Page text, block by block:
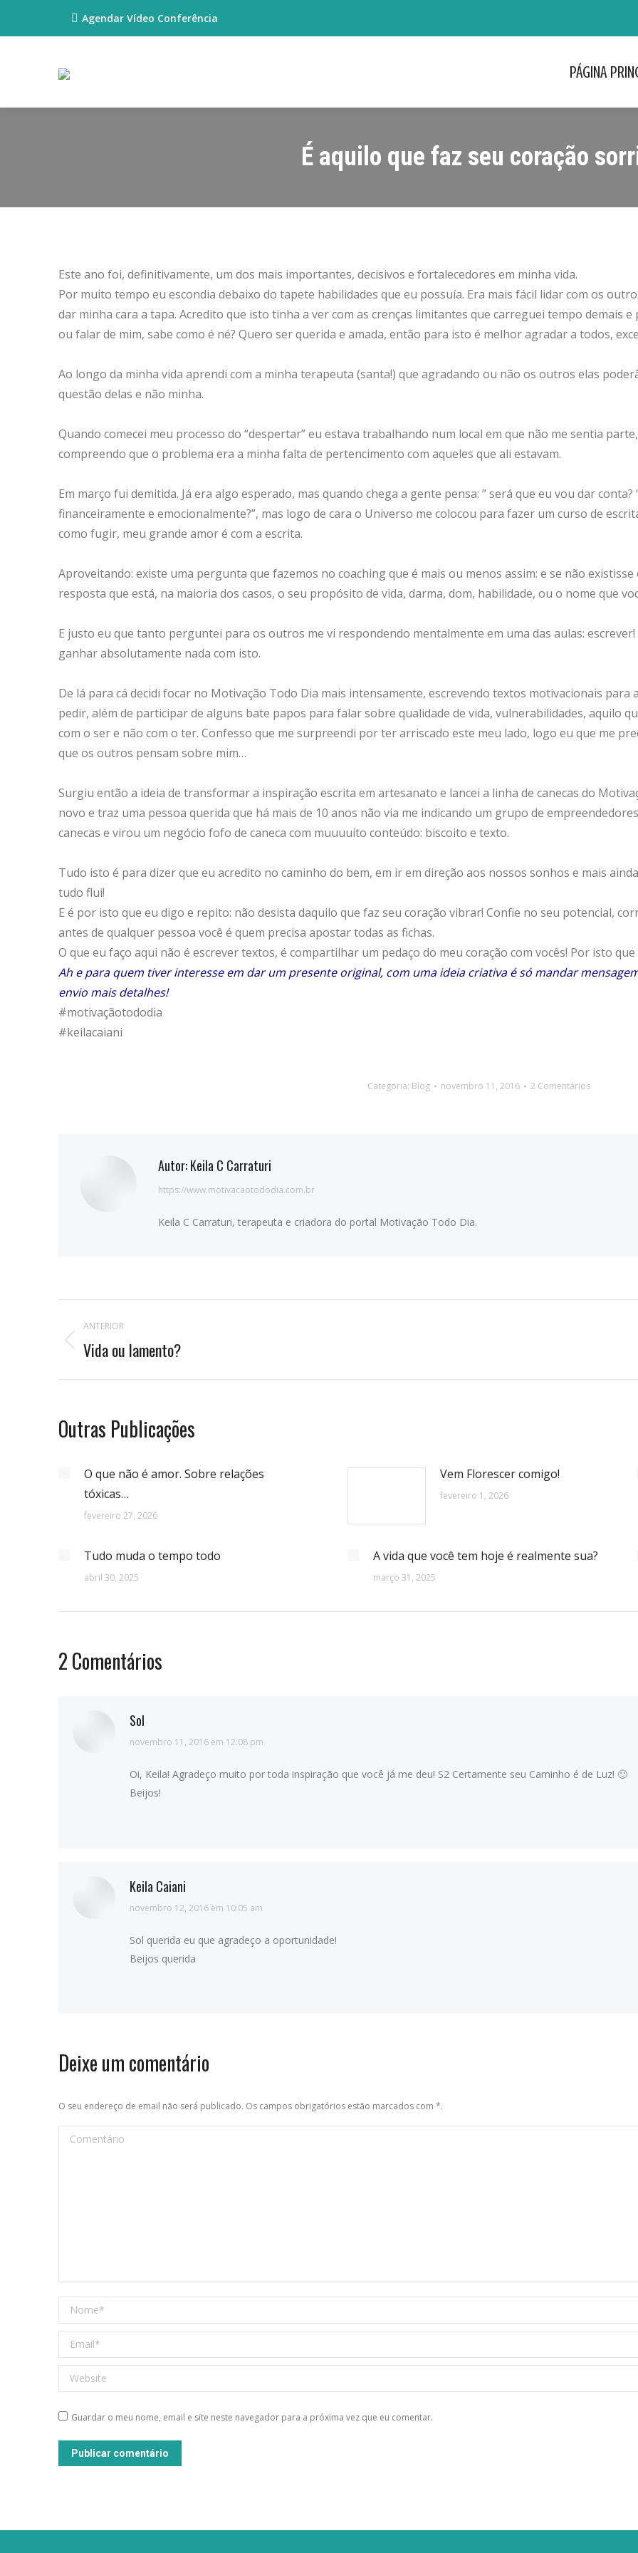
Agendar Vídeo Conferência
PÁGINA
É aquilo que faz seu coração
Este ano foi, definitivamente, um dos mais importantes, decisivos e fortalecedores em minha vida.
Por muito tempo eu escondia debaixo do tapete habilidades que eu possuía. Era mais fácil lidar com os
dar minha cara a tapa. Acredito que isto tinha a ver com as crenças limitantes que carreguei tempo demais
ou falar de mim, sabe como é né? Quero ser querida e amada, então para isto é melhor agradar a todos,
Ao longo da minha vida aprendi com a minha terapeuta (santa!) que agradando ou não os outros elas
questão delas e não minha.
Quando comecei meu processo do “despertar” eu estava trabalhando num local em que não me sentia
compreendo que o problema era a minha falta de pertencimento com aqueles que ali estavam.
Em março fui demitida. Já era algo esperado, mas quando chega a gente pensa: ” será que eu vou dar
financeiramente e emocionalmente?”, mas logo de cara o Universo me colocou para fazer um curso de
como fugir, meu grande amor é com a escrita.
Aproveitando: existe uma pergunta que fazemos no coaching que é mais ou menos assim: e se não
resposta que está, na maioria dos casos, o seu propósito de vida, darma, dom, habilidade, ou o nome que
E justo eu que tanto perguntei para os outros me vi respondendo mentalmente em uma das aulas: escrever!
ganhar absolutamente nada com isto.
De lá para cá decidi focar no Motivação Todo Dia mais intensamente, escrevendo textos motivacionais para
pedir, além de participar de alguns bate papos para falar sobre qualidade de vida, vulnerabilidades, aquilo
com o ser e não com o ter. Confesso que me surpreendi por ter arriscado este meu lado, logo eu que me
que os outros pensam sobre mim…
Surgiu então a ideia de transformar a inspiração escrita em artesanato e lancei a linha de canecas do
novo e traz uma pessoa querida que há mais de 10 anos não via me indicando um grupo de
canecas e virou um negócio fofo de caneca com muuuuito conteúdo: biscoito e texto.
Tudo isto é para dizer que eu acredito no caminho do bem, em ir em direção aos nossos sonhos e mais
tudo flui!
E é por isto que eu digo e repito: não desista daquilo que faz seu coração vibrar! Confie no seu potencial,
antes de qualquer pessoa você é quem precisa apostar todas as fichas.
O que eu faço aqui não é escrever textos, é compartilhar um pedaço do meu coração com vocês! Por isto
Ah e para quem tiver interesse em dar um presente original, com uma ideia criativa é só mandar
envio mais detalhes!
#motivaçãotododia
#keilacaiani
Categoria: Blog novembro 11, 2016 2 Comentários
Autor:Keila C Carraturi
https://www.motivacaotododia.com.br
Keila C Carraturi, terapeuta e criadora do portal Motivação Todo Dia.
Navegação
de
postagens
ANTERIOR
Publicação
Vida ou lamento?
Outras Publicações
O que não é amor. Sobre relações
tóxicas…
fevereiro 27, 2026
Vem Florescer comigo!
fevereiro 1, 2026
Tudo muda o tempo todo
abril 30, 2025
A vida que você tem hoje é realmente sua?
março 31, 2025
2 Comentários
Sol
diz:
novembro 11, 2016 em 12:08 pm
Oi, Keila! Agradeço muito por toda inspiração que você já me deu! S2 Certamente seu Caminho é de Luz! 🙂
Beijos!
Keila Caiani
diz:
novembro 12, 2016 em 10:05 am
Sol querida eu que agradeço a oportunidade!
Beijos querida
Deixe um comentário
O seu endereço de email não será publicado. Os campos obrigatórios estão marcados com *.
Comentário
Nome *
Email *
Website
Guardar o meu nome, email e site neste navegador para a próxima vez que eu comentar.
Publicar comentário